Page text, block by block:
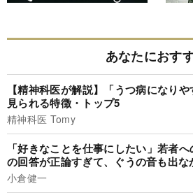
あなたにおす
【精神科医が解説】「うつ病になり
見られる特徴・トップ5
精神科医 Tomy
「好きなことを仕事にしたい」若者
の回答が正論すぎて、ぐうの音も出な
小倉健一